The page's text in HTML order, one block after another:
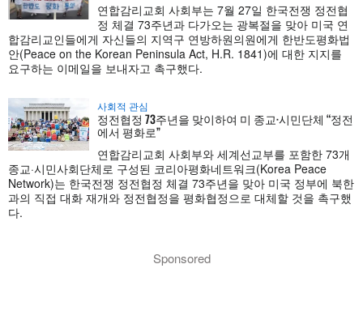
연합감리교회 사회부는 7월 27일 한국전쟁 정전협
정 체결 73주년과 다가오는 광복절을 맞아 미국 연
합감리교인들에게 자신들의 지역구 연방하원의원에게 한반도평화법
안(Peace on the Korean Peninsula Act, H.R. 1841)에 대한 지지를
요구하는 이메일을 보내자고 촉구했다.
사회적 관심
정전협정 73주년을 맞이하여 미 종교·시민단체 “정전
에서 평화로”
연합감리교회 사회부와 세계선교부를 포함한 73개
종교·시민사회단체로 구성된 코리아평화네트워크(Korea Peace
Network)는 한국전쟁 정전협정 체결 73주년을 맞아 미국 정부에 북한
과의 직접 대화 재개와 정전협정을 평화협정으로 대체할 것을 촉구했
다.
Sponsored